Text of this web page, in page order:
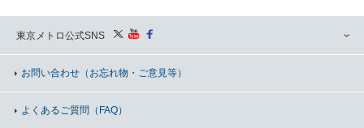
東京メトロ公式SNS
お問い合わせ （お忘れ物・ご意見等）
よくあるご質問（FAQ）